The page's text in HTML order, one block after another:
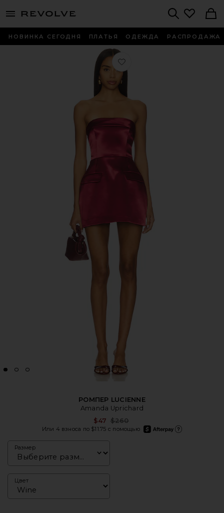
menu - shows more content
НОВИНКА СЕГОДНЯ ПЛАТЬЯ ОДЕЖДА РАСПРОДАЖА
Любимое РОМПЕР LUCIENNE
РОМПЕР LUCIENNE
Amanda Uprichard
$47 Previous price:
$260
Или 4 взноса по $11.75 с помощью
afterpay
Размер
Цвет